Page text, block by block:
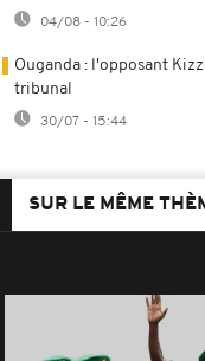
04/08 - 10:26
Ouganda : l'opposant
tribunal
30/07 - 15:44
SUR LE MÊME